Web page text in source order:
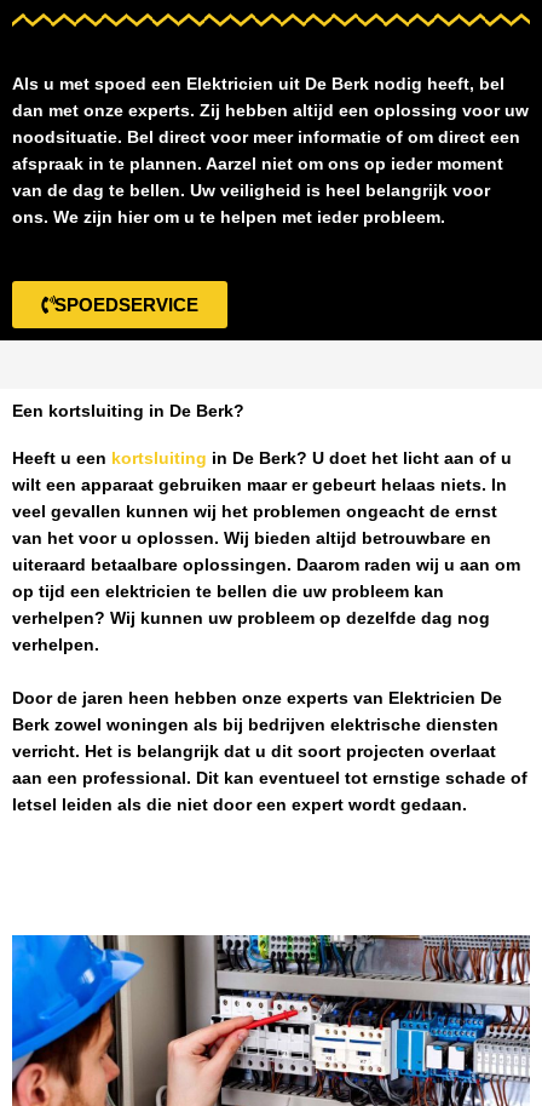
Als u met spoed een Elektricien uit De Berk nodig heeft, bel
dan met onze experts. Zij hebben altijd een oplossing voor uw
noodsituatie. Bel direct voor meer informatie of om direct een
afspraak in te plannen. Aarzel niet om ons op ieder moment
van de dag te bellen. Uw veiligheid is heel belangrijk voor
ons. We zijn hier om u te helpen met ieder probleem.
SPOEDSERVICE
Een kortsluiting in De Berk?
Heeft u een kortsluiting in De Berk? U doet het licht aan of u
wilt een apparaat gebruiken maar er gebeurt helaas niets. In
veel gevallen kunnen wij het problemen ongeacht de ernst
van het voor u oplossen. Wij bieden altijd betrouwbare en
uiteraard betaalbare oplossingen. Daarom raden wij u aan om
op tijd een elektricien te bellen die uw probleem kan
verhelpen? Wij kunnen uw probleem op dezelfde dag nog
verhelpen.
Door de jaren heen hebben onze experts van Elektricien De
Berk zowel woningen als bij bedrijven elektrische diensten
verricht. Het is belangrijk dat u dit soort projecten overlaat
aan een professional. Dit kan eventueel tot ernstige schade of
letsel leiden als die niet door een expert wordt gedaan.